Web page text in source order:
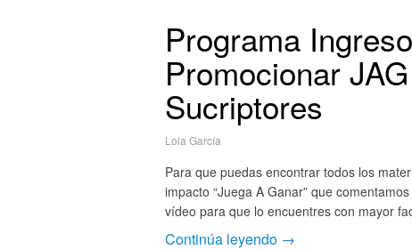
Programa
Promocionar
Sucriptores
Lola García
Para que puedas encontrar todos los
impacto “Juega A Ganar” que
vídeo para que lo encuentres con mayor
Continúa leyendo →